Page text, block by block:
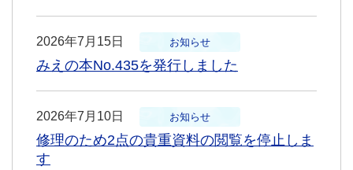
2026年7月15日 お知らせ
みえの本No.435を発行しました
2026年7月10日 お知らせ
修理のため2点の貴重資料の閲覧を停止しま
す